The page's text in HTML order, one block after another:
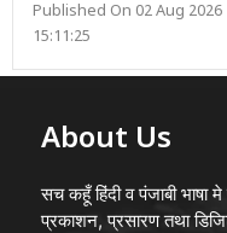
Published On 02 Aug 2026
15:11:25
About Us
सच कहूँ हिंदी व पंजाबी भाषा
प्रकाशन, प्रसारण तथा